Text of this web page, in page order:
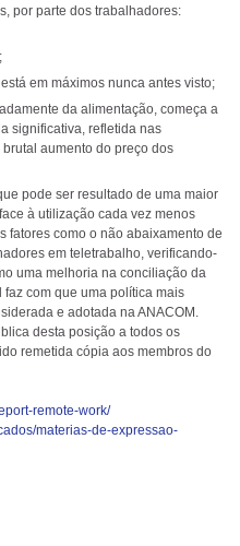
por parte dos trabalhadores:
em máximos nunca antes visto;
da alimentação, começa a
significativa, refletida nas
aumento do preço dos
pode ser resultado de uma maior
à utilização cada vez menos
fatores como o não abaixamento de
em teletrabalho, verificando-
uma melhoria na conciliação da
com que uma política mais
e adotada na ANACOM.
desta posição a todos os
remetida cópia aos membros do
remote-work/
materias-de-expressao-